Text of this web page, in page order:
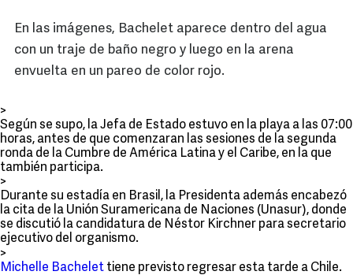
En las imágenes, Bachelet aparece dentro del agua
con un traje de baño negro y luego en la arena
envuelta en un pareo de color rojo.
>
Según se supo, la Jefa de Estado estuvo en la playa a las 07:00
horas, antes de que comenzaran las sesiones de la segunda
ronda de la Cumbre de América Latina y el Caribe, en la que
también participa.
>
Durante su estadía en Brasil, la Presidenta además encabezó
la cita de la Unión Suramericana de Naciones (Unasur), donde
se discutió la candidatura de Néstor Kirchner para secretario
ejecutivo del organismo.
>
Michelle Bachelet tiene previsto regresar esta tarde a Chile.